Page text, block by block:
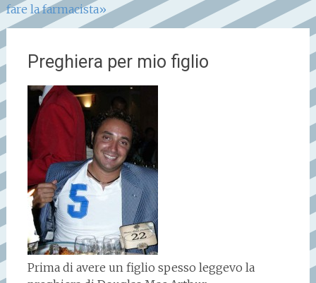
fare la farmacista»
Preghiera per mio figlio
Prima di avere un figlio spesso leggevo la